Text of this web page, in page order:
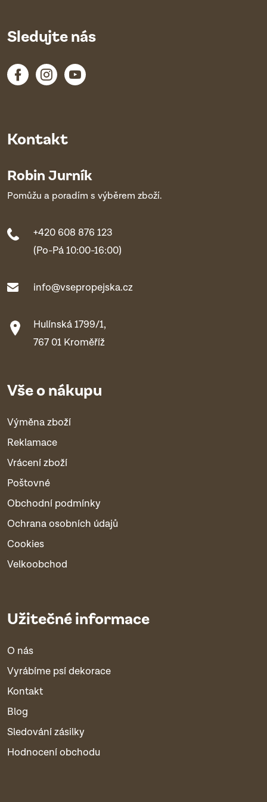
Kontakt
Robin Jurník
Pomůžu a poradím s výběrem zboží.
+420 608 876 123
(Po-Pá 10:00-16:00)
info@vsepropejska.cz
Hulínská 1799/1,
767 01 Kroměříž
Vše o nákupu
Výměna zboží
Reklamace
Vrácení zboží
Poštovné
Obchodní podmínky
Ochrana osobních údajů
Cookies
Velkoobchod
Užitečné informace
O nás
Vyrábíme psí dekorace
Kontakt
Blog
Sledování zásilky
Hodnocení obchodu
Sledujte nás